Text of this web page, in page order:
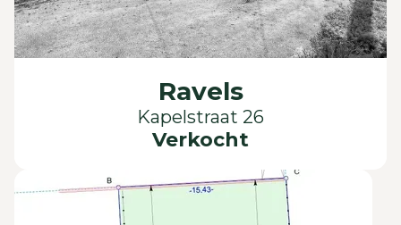
Verkocht
Ravels
Kapelstraat 26